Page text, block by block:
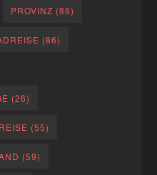
PROVINZ (88)
(86)
(26)
REISE (55)
(59)